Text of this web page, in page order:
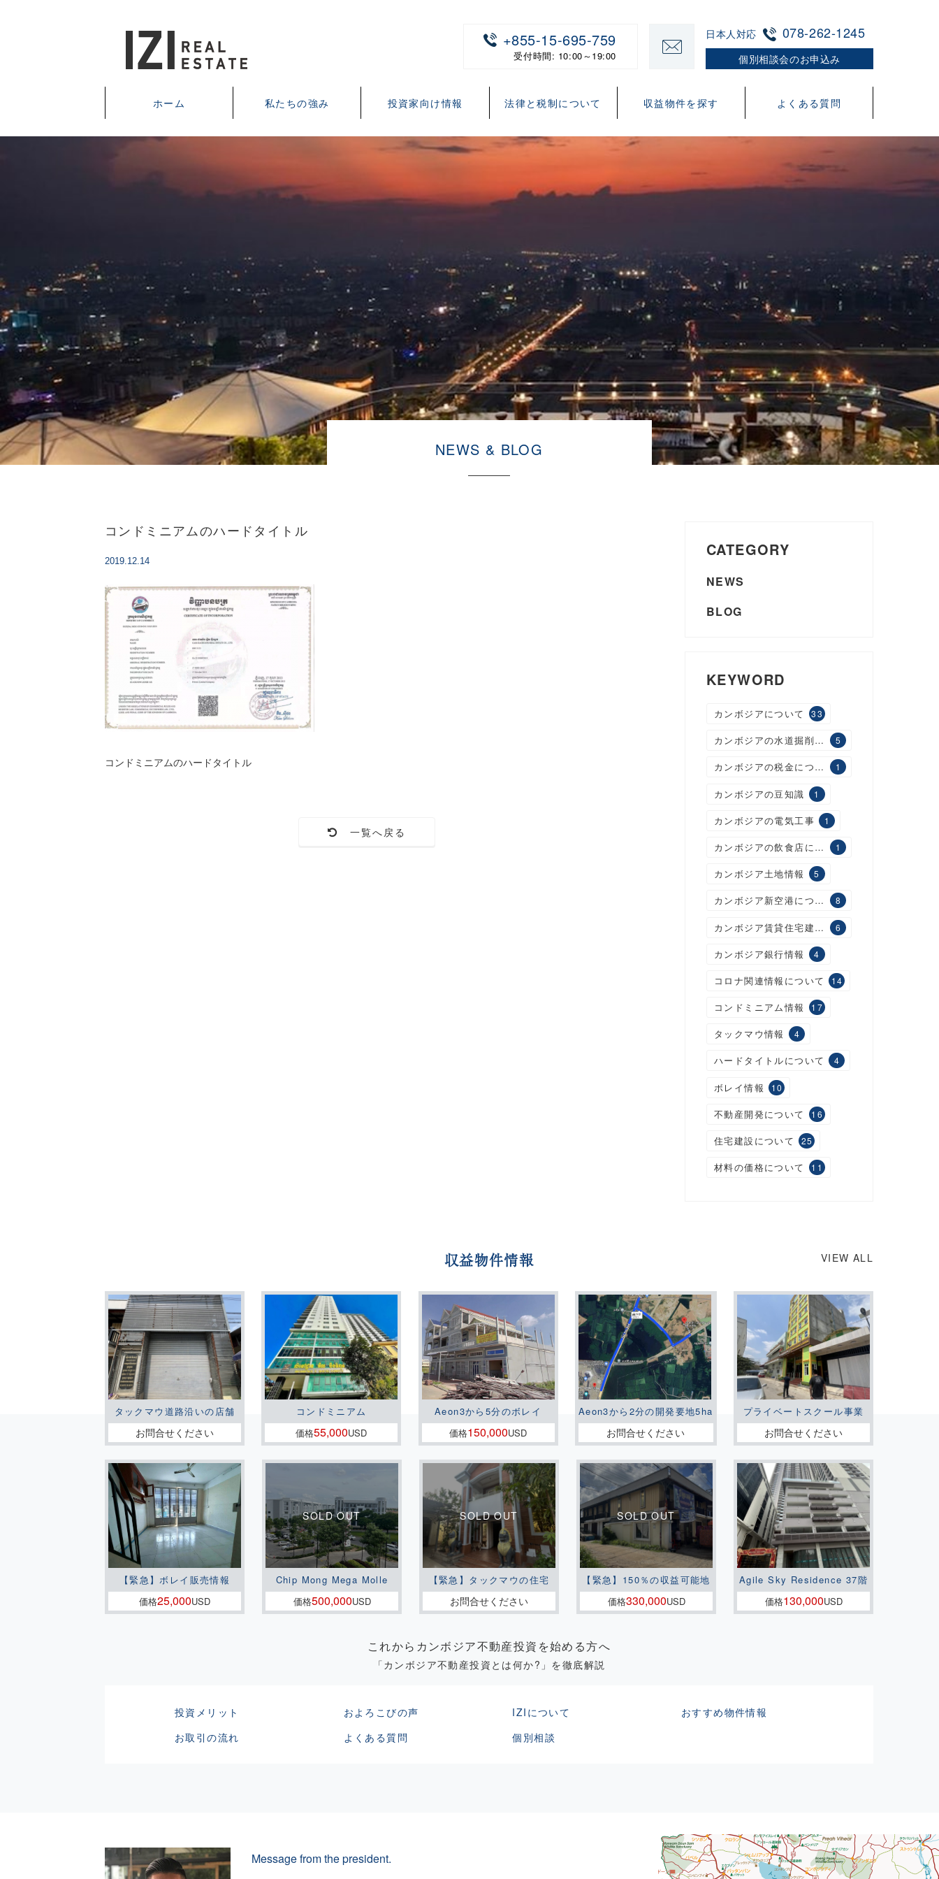
日本人対応 078-262-1245
個別相談会のお申込み
+855-15-695-759
受付時間: 10:00～19:00
ホーム 私たちの強み 投資家向け情報 法律と税制について 収益物件を探す よくある質問
NEWS & BLOG
コンドミニアムのハードタイトル
2019.12.14
コンドミニアムのハードタイトル
一覧へ戻る
CATEGORY
NEWS
BLOG
KEYWORD
カンボジアについて 33
カンボジアの水道掘削工事 5
カンボジアの税金について 1
カンボジアの豆知識 1
カンボジアの電気工事 1
カンボジアの飲食店について 1
カンボジア土地情報 5
カンボジア新空港について 8
カンボジア賃貸住宅建設について 6
カンボジア銀行情報 4
コロナ関連情報について 14
コンドミニアム情報 17
タックマウ情報 4
ハードタイトルについて 4
ボレイ情報 10
不動産開発について 16
住宅建設について 25
材料の価格について 11
収益物件情報 VIEW ALL
タックマウ道路沿いの店舗
お問合せください
コンドミニアム
価格55,000USD
Aeon3から5分のボレイ
価格150,000USD
Aeon3から2分の開発要地5ha
お問合せください
プライベートスクール事業
お問合せください
【緊急】ボレイ販売情報
価格25,000USD
Chip Mong Mega Molle
価格500,000USD
【緊急】タックマウの住宅
お問合せください
【緊急】150％の収益可能地
価格330,000USD
Agile Sky Residence 37階
価格130,000USD
これからカンボジア不動産投資を始める方へ
「カンボジア不動産投資とは何か?」を徹底解説
投資メリット およろこびの声 IZIについて
おすすめ物件情報
お取引の流れ
よくある質問 個別相談
Message from the president.